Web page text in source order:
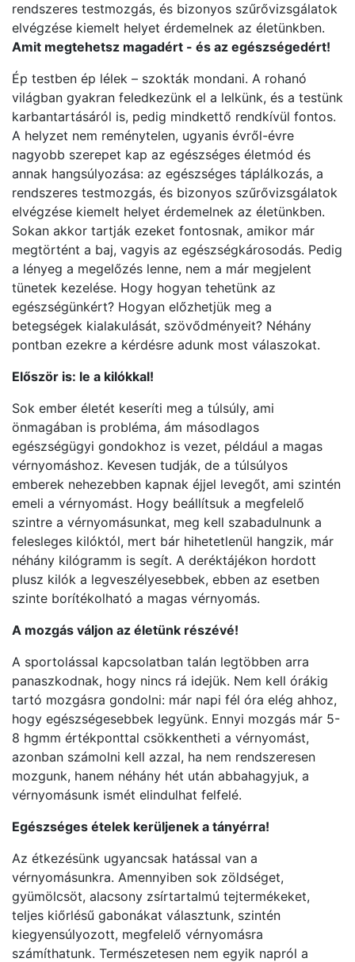
rendszeres testmozgás, és bizonyos szűrővizsgálatok
elvégzése kiemelt helyet érdemelnek az életünkben.
Amit megtehetsz magadért - és az egészségedért!
Ép testben ép lélek – szokták mondani. A rohanó
világban gyakran feledkezünk el a lelkünk, és a testünk
karbantartásáról is, pedig mindkettő rendkívül fontos.
A helyzet nem reménytelen, ugyanis évről-évre
nagyobb szerepet kap az egészséges életmód és
annak hangsúlyozása: az egészséges táplálkozás, a
rendszeres testmozgás, és bizonyos szűrővizsgálatok
elvégzése kiemelt helyet érdemelnek az életünkben.
Sokan akkor tartják ezeket fontosnak, amikor már
megtörtént a baj, vagyis az egészségkárosodás. Pedig
a lényeg a megelőzés lenne, nem a már megjelent
tünetek kezelése. Hogy hogyan tehetünk az
egészségünkért? Hogyan előzhetjük meg a
betegségek kialakulását, szövődményeit? Néhány
pontban ezekre a kérdésre adunk most válaszokat.
Először is: le a kilókkal!
Sok ember életét keseríti meg a túlsúly, ami
önmagában is probléma, ám másodlagos
egészségügyi gondokhoz is vezet, például a magas
vérnyomáshoz. Kevesen tudják, de a túlsúlyos
emberek nehezebben kapnak éjjel levegőt, ami szintén
emeli a vérnyomást. Hogy beállítsuk a megfelelő
szintre a vérnyomásunkat, meg kell szabadulnunk a
felesleges kilóktól, mert bár hihetetlenül hangzik, már
néhány kilógramm is segít. A deréktájékon hordott
plusz kilók a legveszélyesebbek, ebben az esetben
szinte borítékolható a magas vérnyomás.
A mozgás váljon az életünk részévé!
A sportolással kapcsolatban talán legtöbben arra
panaszkodnak, hogy nincs rá idejük. Nem kell órákig
tartó mozgásra gondolni: már napi fél óra elég ahhoz,
hogy egészségesebbek legyünk. Ennyi mozgás már 5-
8 hgmm értékponttal csökkentheti a vérnyomást,
azonban számolni kell azzal, ha nem rendszeresen
mozgunk, hanem néhány hét után abbahagyjuk, a
vérnyomásunk ismét elindulhat felfelé.
Egészséges ételek kerüljenek a tányérra!
Az étkezésünk ugyancsak hatással van a
vérnyomásunkra. Amennyiben sok zöldséget,
gyümölcsöt, alacsony zsírtartalmú tejtermékeket,
teljes kiőrlésű gabonákat választunk, szintén
kiegyensúlyozott, megfelelő vérnyomásra
számíthatunk. Természetesen nem egyik napról a